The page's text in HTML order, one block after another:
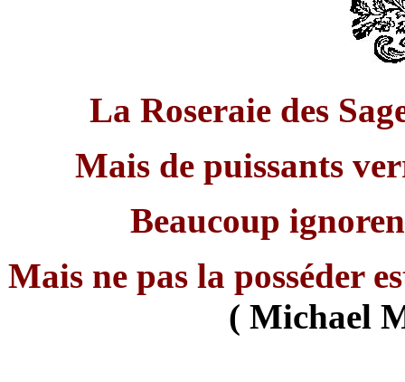
La Roseraie des
Mais de puissants
Beaucoup
Mais ne pas la posséder
( Michael